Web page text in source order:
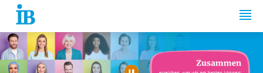
Springe zum Inhalt